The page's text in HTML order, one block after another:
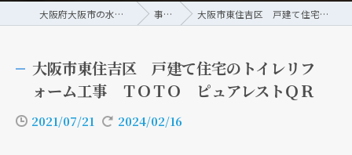
大阪府大阪市の水回りリフォームなら株式会社トーシン 事例/ブログ 大阪市東住吉区 戸建て住宅のトイレリフォーム工事 ＴＯＴＯ ピュアレストＱＲ
大阪市東住吉区 戸建て住宅のトイレリフ
ォーム工事 ＴＯＴＯ ピュアレストＱＲ
2021/07/21 2024/02/16